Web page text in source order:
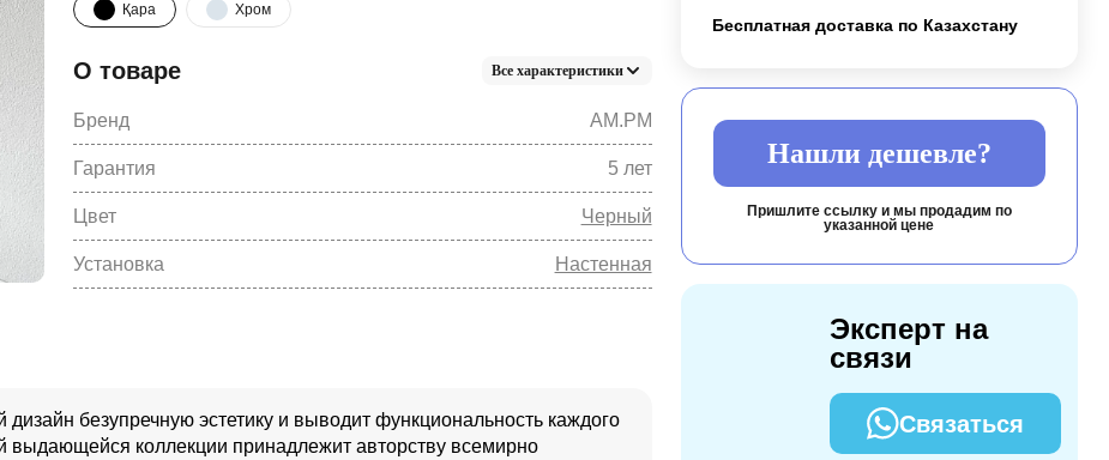
Қара Хром
О товаре Все характеристики
Бренд AM.PM
Гарантия 5 лет
Цвет Черный
Установка Настенная
Бесплатная доставка по Казахстану
Нашли дешевле?
Пришлите ссылку и мы продадим по
указанной цене
Эксперт на
связи
Связаться
дизайн безупречную эстетику и выводит функциональность каждого
выдающейся коллекции принадлежит авторству всемирно